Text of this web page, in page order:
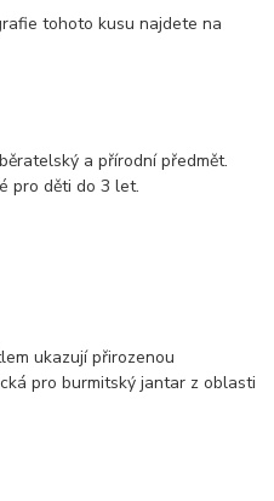
tohoto kusu najdete na
a přírodní předmět.
pro děti do 3 let.
ukazují přirozenou
pro burmitský jantar z oblasti